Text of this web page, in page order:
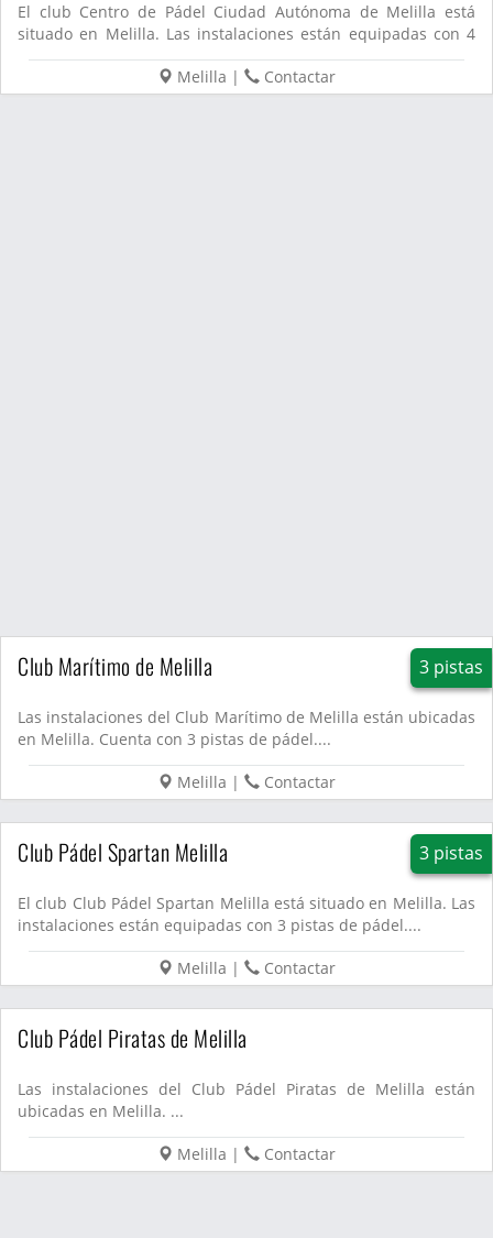
El club Centro de Pádel Ciudad Autónoma de Melilla está
situado en Melilla. Las instalaciones están equipadas con 4
pista...
Melilla | Contactar
Club Marítimo de Melilla 3 pistas
Las instalaciones del Club Marítimo de Melilla están ubicadas
en Melilla. Cuenta con 3 pistas de pádel....
Melilla | Contactar
Club Pádel Spartan Melilla 3 pistas
El club Club Pádel Spartan Melilla está situado en Melilla. Las
instalaciones están equipadas con 3 pistas de pádel....
Melilla | Contactar
Club Pádel Piratas de Melilla
Las instalaciones del Club Pádel Piratas de Melilla están
ubicadas en Melilla. ...
Melilla | Contactar